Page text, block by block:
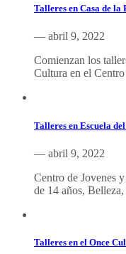
Talleres en Casa de la
— abril 9, 2022
Comienzan los
Cultura en el
Talleres en Escuela
— abril 9, 2022
Centro de Jovenes
de 14 años,
Talleres en el Once